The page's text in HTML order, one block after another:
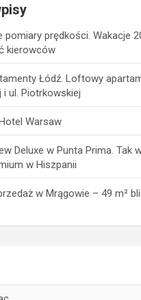
pomiary prędkości. Wakacje
kierowców
Łódź. Loftowy
ul. Piotrkowskiej
Warsaw
Deluxe w Punta Prima. Tak
w Hiszpanii
w Mrągowie – 49 m²